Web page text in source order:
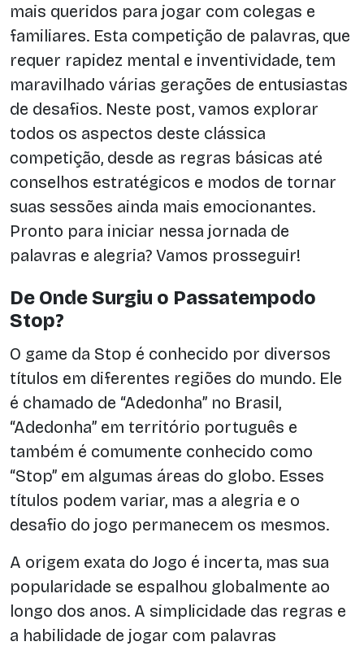
mais queridos para jogar com colegas e
familiares. Esta competição de palavras, que
requer rapidez mental e inventividade, tem
maravilhado várias gerações de entusiastas
de desafios. Neste post, vamos explorar
todos os aspectos deste clássica
competição, desde as regras básicas até
conselhos estratégicos e modos de tornar
suas sessões ainda mais emocionantes.
Pronto para iniciar nessa jornada de
palavras e alegria? Vamos prosseguir!
De Onde Surgiu o Passatempodo
Stop?
O game da Stop é conhecido por diversos
títulos em diferentes regiões do mundo. Ele
é chamado de “Adedonha” no Brasil,
“Adedonha” em território português e
também é comumente conhecido como
“Stop” em algumas áreas do globo. Esses
títulos podem variar, mas a alegria e o
desafio do jogo permanecem os mesmos.
A origem exata do Jogo é incerta, mas sua
popularidade se espalhou globalmente ao
longo dos anos. A simplicidade das regras e
a habilidade de jogar com palavras